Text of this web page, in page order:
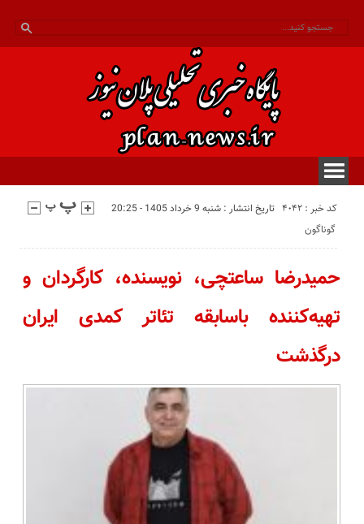
کد خبر : 4042
تاریخ انتشار : شنبه 9 خرداد 1405 - 20:25
گوناگون
حمیدرضا ساعتچی، نویسنده، کارگردان و
تهیه‌کننده باسابقه تئاتر کمدی ایران
درگذشت